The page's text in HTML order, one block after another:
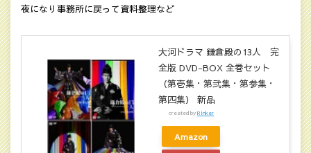
夜になり事務所に戻って資料整理など
大河ドラマ 鎌倉殿の13人 完
全版 DVD-BOX 全巻セット
（第壱集・第弐集・第参集・
第四集） 新品
created byRinker
Amazon